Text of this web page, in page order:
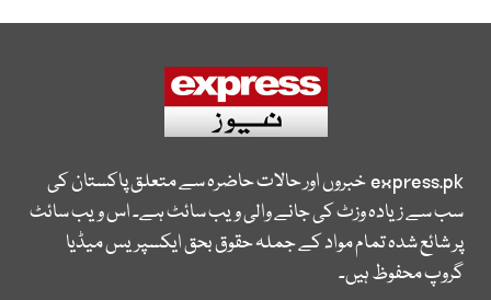
express.pkخبروں اور حالات حاضرہ سے متعلق پاکستان کی
سب سے زیادہ وزٹ کی جانے والی ویب سائٹ ہے۔ اس ویب سائٹ
پر شائع شدہ تمام مواد کے جملہ حقوق بحق ایکسپریس میڈیا
گروپ محفوظ ہیں۔